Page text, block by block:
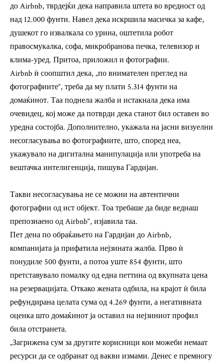
до Airbnb, тврдејќи дека направила штета во вредност од
над 12.000 фунти. Навел дека искршила масичка за кафе,
душекот го извалкала со урина, оштетила робот
правосмукалка, софа, микробранова печка, телевизор и
клима-уред. Притоа, приложил и фотографии.
Airbnb ѝ соопштил дека, „по внимателен преглед на
фотографиите“, треба да му плати 5.314 фунти на
домаќинот. Таа поднела жалба и истакнала дека има
очевидец, кој може да потврди дека станот бил оставен во
уредна состојба. Дополнително, укажала на јасни визуелни
несогласувања во фотографиите, што, според неа,
укажувало на дигитална манипулација или употреба на
вештачка интелигенција, пишува Гардијан.
Такви несогласувања не се можни на автентични
фотографии од ист објект. Тоа требаше да биде веднаш
препознаено од Airbnb“, изјавила таа.
Пет дена по обраќањето на Гардијан до Airbnb,
компанијата ја прифатила нејзината жалба. Прво ѝ
понудиле 500 фунти, а потоа уште 854 фунти, што
претставувало помалку од една петтина од вкупната цена
на резервацијата. Откако жената одбила, на крајот ѝ била
рефундирана целата сума од 4.269 фунти, а негативната
оценка што домаќинот ја оставил на нејзиниот профил
била отстранета.
„Загрижена сум за другите корисници кои можеби немаат
ресурси да се одбранат од вакви измами. Денес е премногу